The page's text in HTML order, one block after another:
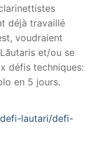
déjà travaillé
voudraient
et/ou se
défis techniques:
en 5 jours.
lautari/defi-